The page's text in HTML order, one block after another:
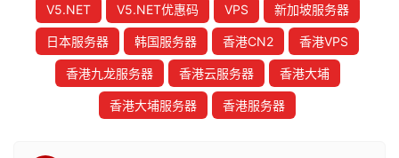
V5.NET V5.NET优惠码 VPS 新加坡服务器
日本服务器 韩国服务器 香港CN2 香港VPS
香港九龙服务器 香港云服务器 香港大埔
香港大埔服务器 香港服务器